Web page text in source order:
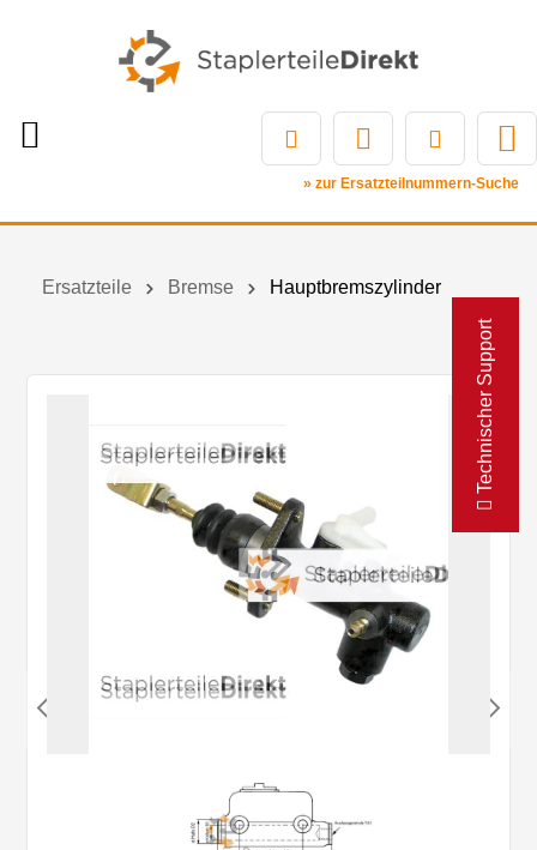
Technischer Support
» zur Ersatzteilnummern-Suche
Ersatzteile Bremse Hauptbremszylinder